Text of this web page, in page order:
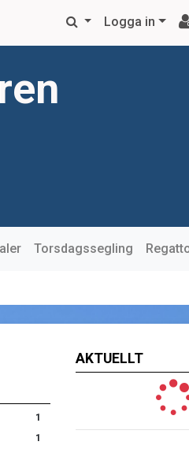
Logga in
Torsdagssegling
1
1
AKTUELLT